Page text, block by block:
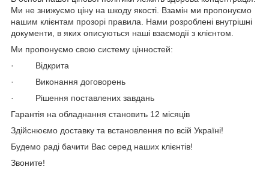
Ми не знижуємо ціну на шкоду якості. Взамін ми пропонуємо
нашим клієнтам прозорі правила. Нами розроблені внутрішні
документи, в яких описуються наші взаємодії з клієнтом.
Ми пропонуємо свою систему цінностей:
· Відкрита
· Виконання договорень
· Рішення поставлених завдань
Гарантія на обладнання становить 12 місяців
Здійснюємо доставку та встановлення по всій Україні!
Будемо раді бачити Вас серед наших клієнтів!
Звоните!